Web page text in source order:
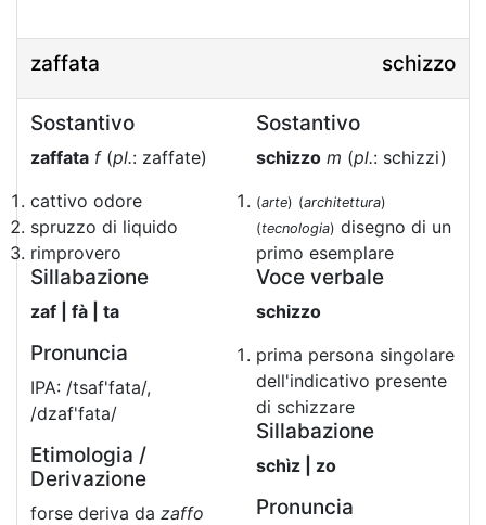
zaffata schizzo
Sostantivo
zaffata f(pl.: zaffate)
cattivo odore
spruzzo di liquido
rimprovero
Sillabazione
zaf | fà | ta
Pronuncia
IPA: /tsaf'fata/,
/dzaf'fata/
Etimologia /
Derivazione
forse deriva da zaffo
Sostantivo
schizzo m (pl.: schizzi)
(arte) (architettura)
(tecnologia) disegno di un
primo esemplare
Voce verbale
schizzo
prima persona singolare
dell'indicativo presente
di schizzare
Sillabazione
schìz | zo
Pronuncia